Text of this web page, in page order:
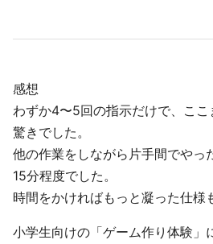
感想
わずか4〜5回の指示だけで、こ
驚きでした。
他の作業をしながら片手間でやっ
15分程度でした。
時間をかければもっと凝った仕様
小学生向けの「ゲーム作り体験」